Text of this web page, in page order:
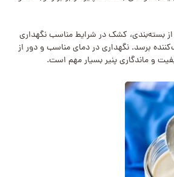
بسته‌بندی، کشک در شرایط مناسب نگهداری
برسد. نگهداری در دمای مناسب و دور از
و ماندگاری پنیر بسیار مهم است.